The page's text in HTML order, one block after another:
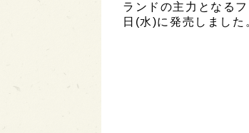
ランドの主力となる
日(水)に発売しました